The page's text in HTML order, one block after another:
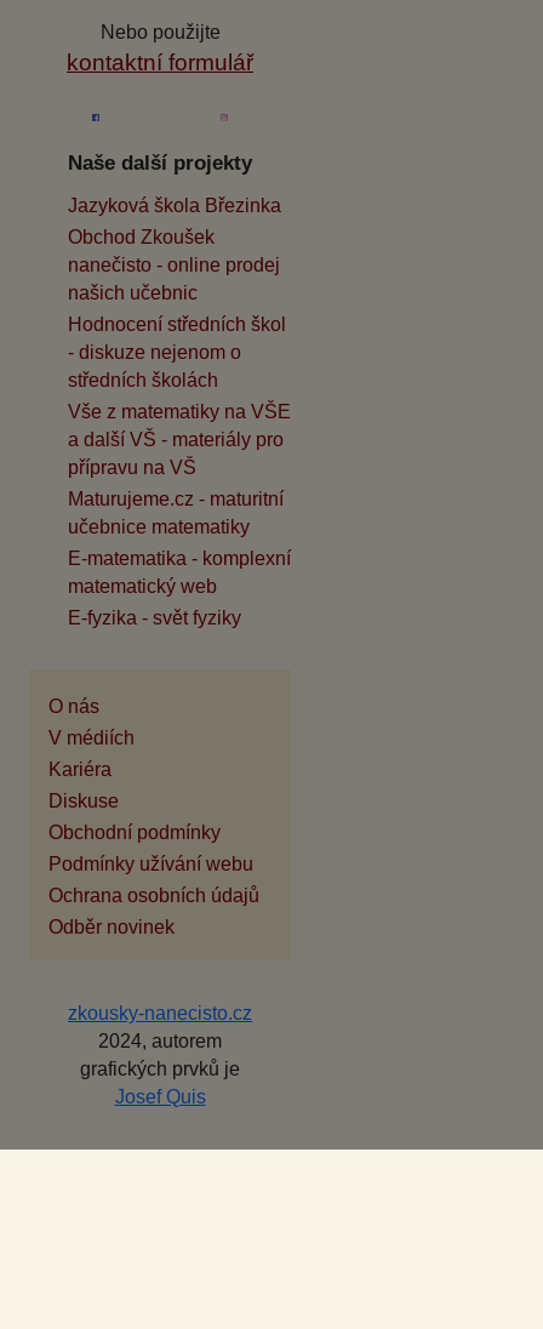
Nebo použijte
kontaktní formulář
Naše další projekty
Jazyková škola Březinka
Obchod Zkoušek
nanečisto - online prodej
našich učebnic
Hodnocení středních škol
- diskuze nejenom o
středních školách
Vše z matematiky na VŠE
a další VŠ - materiály pro
přípravu na VŠ
Maturujeme.cz - maturitní
učebnice matematiky
E-matematika - komplexní
matematický web
E-fyzika - svět fyziky
O nás
V médiích
Kariéra
Diskuse
Obchodní podmínky
Podmínky užívání webu
Ochrana osobních údajů
Odběr novinek
zkousky-nanecisto.cz
2024, autorem
grafických prvků je
Josef Quis